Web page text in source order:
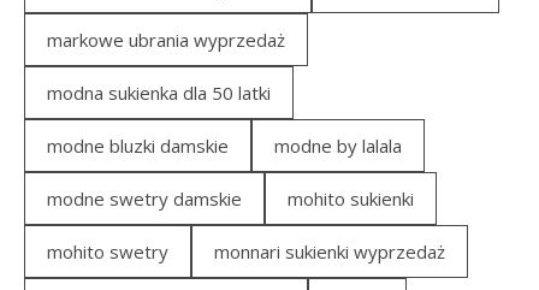
markowe ubrania wyprzedaż
modna sukienka dla 50 latki
modne bluzki damskie modne by lalala
modne swetry damskie mohito sukienki
mohito swetry monnari sukienki wyprzedaż